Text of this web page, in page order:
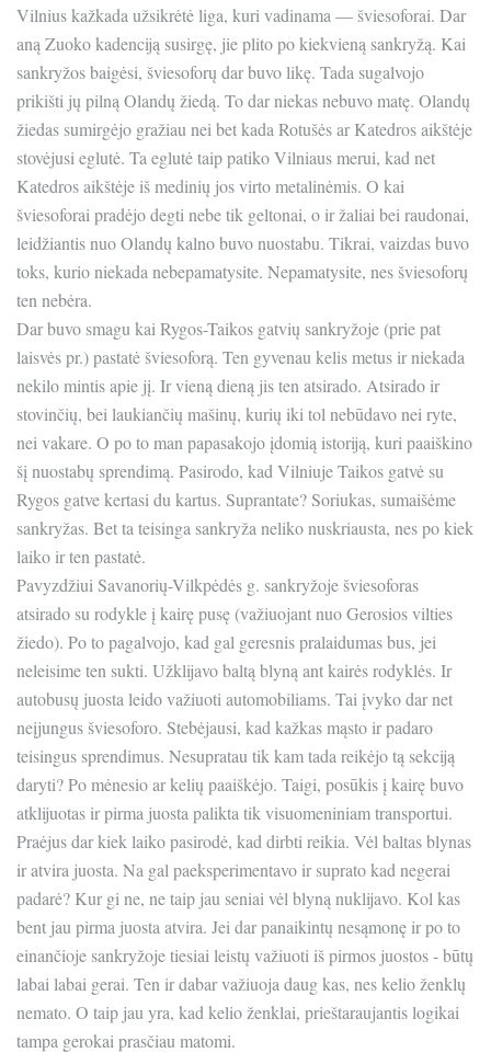
Vilnius kažkada užsikrėtė liga, kuri vadinama — šviesoforai. Dar
aną Zuoko kadenciją susirgę, jie plito po kiekvieną sankryžą. Kai
sankryžos baigėsi, šviesoforų dar buvo likę. Tada sugalvojo
prikišti jų pilną Olandų žiedą. To dar niekas nebuvo matę. Olandų
žiedas sumirgėjo gražiau nei bet kada Rotušės ar Katedros aikštėje
stovėjusi eglutė. Ta eglutė taip patiko Vilniaus merui, kad net
Katedros aikštėje iš medinių jos virto metalinėmis. O kai
šviesoforai pradėjo degti nebe tik geltonai, o ir žaliai bei raudonai,
leidžiantis nuo Olandų kalno buvo nuostabu. Tikrai, vaizdas buvo
toks, kurio niekada nebepamatysite. Nepamatysite, nes šviesoforų
ten nebėra.
Dar buvo smagu kai Rygos-Taikos gatvių sankryžoje (prie pat
laisvės pr.) pastatė šviesoforą. Ten gyvenau kelis metus ir niekada
nekilo mintis apie jį. Ir vieną dieną jis ten atsirado. Atsirado ir
stovinčių, bei laukiančių mašinų, kurių iki tol nebūdavo nei ryte,
nei vakare. O po to man papasakojo įdomią istoriją, kuri paaiškino
šį nuostabų sprendimą. Pasirodo, kad Vilniuje Taikos gatvė su
Rygos gatve kertasi du kartus. Suprantate? Soriukas, sumaišėme
sankryžas. Bet ta teisinga sankryža neliko nuskriausta, nes po kiek
laiko ir ten pastatė.
Pavyzdžiui Savanorių-Vilkpėdės g. sankryžoje šviesoforas
atsirado su rodykle į kairę pusę (važiuojant nuo Gerosios vilties
žiedo). Po to pagalvojo, kad gal geresnis pralaidumas bus, jei
neleisime ten sukti. Užklijavo baltą blyną ant kairės rodyklės. Ir
autobusų juosta leido važiuoti automobiliams. Tai įvyko dar net
neįjungus šviesoforo. Stebėjausi, kad kažkas mąsto ir padaro
teisingus sprendimus. Nesupratau tik kam tada reikėjo tą sekciją
daryti? Po mėnesio ar kelių paaiškėjo. Taigi, posūkis į kairę buvo
atklijuotas ir pirma juosta palikta tik visuomeniniam transportui.
Praėjus dar kiek laiko pasirodė, kad dirbti reikia. Vėl baltas blynas
ir atvira juosta. Na gal paeksperimentavo ir suprato kad negerai
padarė? Kur gi ne, ne taip jau seniai vėl blyną nuklijavo. Kol kas
bent jau pirma juosta atvira. Jei dar panaikintų nesąmonę ir po to
einančioje sankryžoje tiesiai leistų važiuoti iš pirmos juostos - būtų
labai labai gerai. Ten ir dabar važiuoja daug kas, nes kelio ženklų
nemato. O taip jau yra, kad kelio ženklai, prieštaraujantis logikai
tampa gerokai prasčiau matomi.